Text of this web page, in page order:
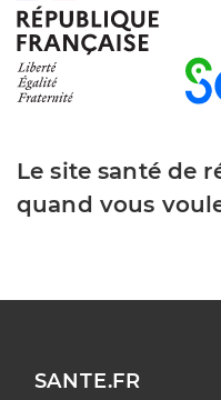
Le site santé de
quand vous
SANTE.FR